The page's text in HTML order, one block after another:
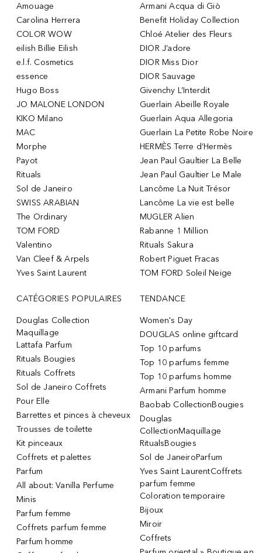
Amouage
Carolina Herrera
COLOR WOW
eilish Billie Eilish
e.l.f. Cosmetics
essence
Hugo Boss
JO MALONE LONDON
KIKO Milano
MAC
Morphe
Payot
Rituals
Sol de Janeiro
SWISS ARABIAN
The Ordinary
TOM FORD
Valentino
Van Cleef & Arpels
Yves Saint Laurent
Armani Acqua di Giò
Benefit Holiday Collection
Chloé Atelier des Fleurs
DIOR J’adore
DIOR Miss Dior
DIOR Sauvage
Givenchy L’Interdit
Guerlain Abeille Royale
Guerlain Aqua Allegoria
Guerlain La Petite Robe Noire
HERMÈS Terre d’Hermès
Jean Paul Gaultier La Belle
Jean Paul Gaultier Le Male
Lancôme La Nuit Trésor
Lancôme La vie est belle
MUGLER Alien
Rabanne 1 Million
Rituals Sakura
Robert Piguet Fracas
TOM FORD Soleil Neige
CATÉGORIES POPULAIRES
Douglas Collection
Maquillage
Lattafa Parfum
Rituals Bougies
Rituals Coffrets
Sol de Janeiro Coffrets
Pour Elle
Barrettes et pinces à cheveux
Trousses de toilette
Kit pinceaux
Coffrets et palettes
Parfum
All about: Vanilla Perfume
Minis
Parfum femme
Coffrets parfum femme
Parfum homme
TENDANCE
Women's Day
DOUGLAS online giftcard
Top 10 parfums
Top 10 parfums femme
Top 10 parfums homme
Armani Parfum homme
Baobab CollectionBougies
Douglas
CollectionMaquillage
RitualsBougies
Sol de JaneiroParfum
Yves Saint LaurentCoffrets
parfum femme
Coloration temporaire
Bijoux
Miroir
Coffrets